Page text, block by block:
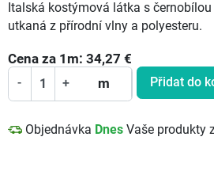
Italská kostýmová látka s
utkaná z přírodní vlny a polyesteru.
Cena za 1 m: 34,27 €
- + m Přidat do
Objednávka Dnes Vaše produkty